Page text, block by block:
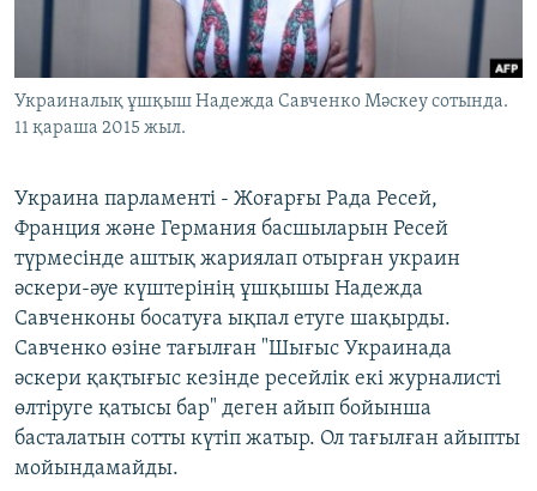
Басқа тілдерде
Украиналық ұшқыш Надежда Савченко Мәскеу сотында.
11 қараша 2015 жыл.
Украина парламенті - Жоғарғы Рада Ресей,
Франция және Германия басшыларын Ресей
түрмесінде аштық жариялап отырған украин
әскери-әуе күштерінің ұшқышы Надежда
Савченконы босатуға ықпал етуге шақырды.
Савченко өзіне тағылған "Шығыс Украинада
әскери қақтығыс кезінде ресейлік екі журналисті
өлтіруге қатысы бар" деген айып бойынша
басталатын сотты күтіп жатыр. Ол тағылған айыпты
мойындамайды.